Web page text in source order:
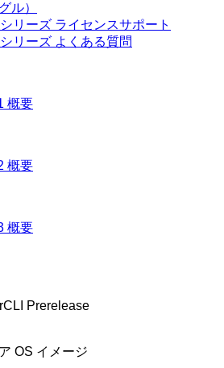
ル）
リーズ ライセンスサポート
リーズ よくある質問
概要
概要
概要
Prerelease
OS イメージ